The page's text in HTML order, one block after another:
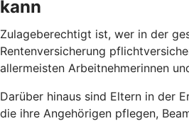
kann
Zulageberechtigt ist, wer in der
Rentenversicherung
allermeisten Arbeitnehmerinnen
Darüber hinaus sind Eltern in der
die ihre Angehörigen pflegen,